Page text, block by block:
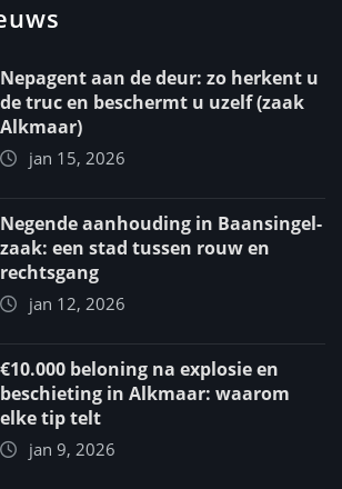
Nepagent aan de deur: zo herkent u
de truc en beschermt u uzelf (zaak
Alkmaar)
jan 15, 2026
Negende aanhouding in Baansingel-
zaak: een stad tussen rouw en
rechtsgang
jan 12, 2026
€10.000 beloning na explosie en
beschieting in Alkmaar: waarom
elke tip telt
jan 9, 2026